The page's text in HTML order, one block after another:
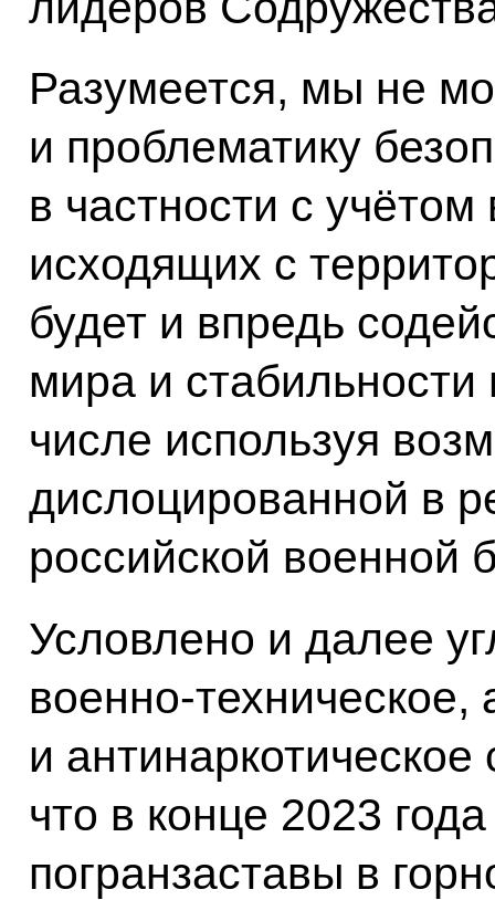
Разумеется, мы не
и проблематику
в частности с учётом
исходящих с
будет и впредь
мира и стабильности
числе используя
дислоцированной в
российской военной
Условлено и далее
военно-техническое,
и
что в конце 2023
погранзаставы в